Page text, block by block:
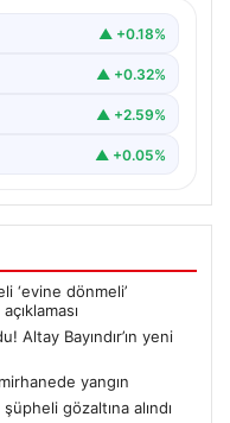
▲ +0.18%
▲ +0.32%
▲ +2.59%
▲ +0.05%
‘evine dönmeli’
Bayındır’ın yeni
yangın
gözaltına alındı